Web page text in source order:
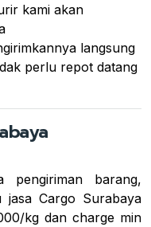
kami akan
langsung
perlu repot datang
pengiriman barang,
jasa Cargo Surabaya
kg dan charge min